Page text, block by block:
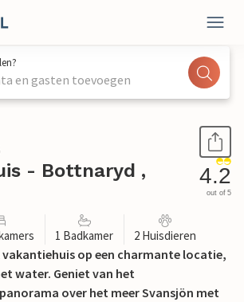
en gasten toevoegen
- Bottnaryd ,
4.2
out of 5
1 Badkamer 2 Huisdieren
op een charmante locatie,
water. Geniet van het
over het meer Svansjön met